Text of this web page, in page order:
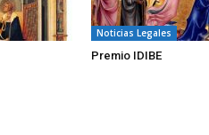
Noticias Legales
Premio IDIBE